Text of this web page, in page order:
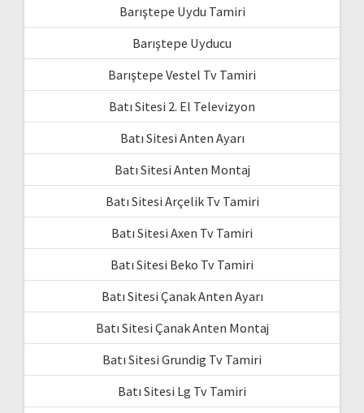
Barıştepe Uydu Tamiri
Barıştepe Uyducu
Barıştepe Vestel Tv Tamiri
Batı Sitesi 2. El Televizyon
Batı Sitesi Anten Ayarı
Batı Sitesi Anten Montaj
Batı Sitesi Arçelik Tv Tamiri
Batı Sitesi Axen Tv Tamiri
Batı Sitesi Beko Tv Tamiri
Batı Sitesi Çanak Anten Ayarı
Batı Sitesi Çanak Anten Montaj
Batı Sitesi Grundig Tv Tamiri
Batı Sitesi Lg Tv Tamiri